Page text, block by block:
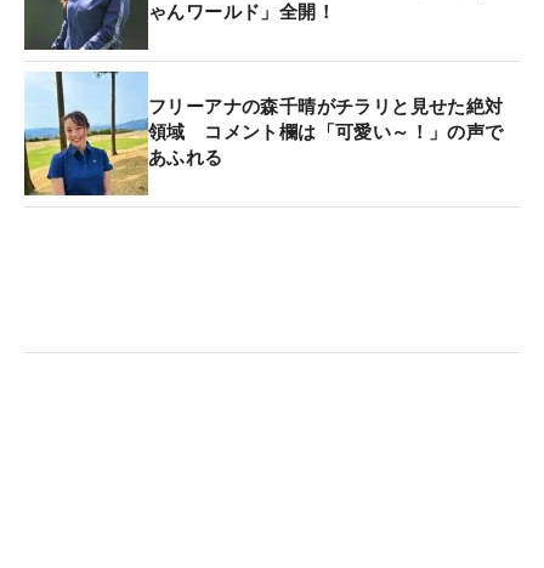
ゃんワールド」全開！
フリーアナの森千晴がチラリと見せた絶対
領域 コメント欄は「可愛い～！」の声で
あふれる